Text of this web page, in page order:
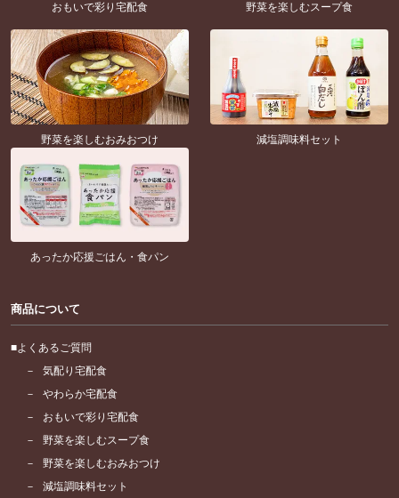
おもいで彩り宅配食 野菜を楽しむスープ食
野菜を楽しむおみおつけ 減塩調味料セット
あったか応援ごはん・食パン
商品について
よくあるご質問
気配り宅配食
やわらか宅配食
おもいで彩り宅配食
野菜を楽しむスープ食
野菜を楽しむおみおつけ
減塩調味料セット